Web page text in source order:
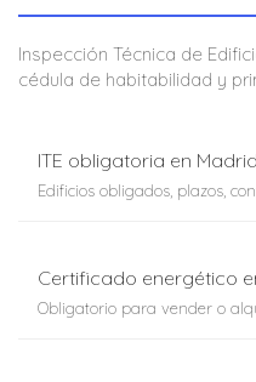
Inspección Técnica de
cédula de habitabilidad y
ITE obligatoria en
Edificios obligados, plazos,
Certificado energético
Obligatorio para vender o